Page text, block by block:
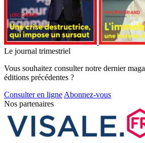
Le journal trimestriel
Vous souhaitez consulter notre dernier
éditions précédentes ?
Consulter en ligne Abonnez-vous
Nos partenaires